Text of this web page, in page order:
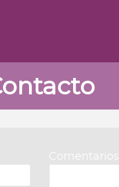
Comentarios